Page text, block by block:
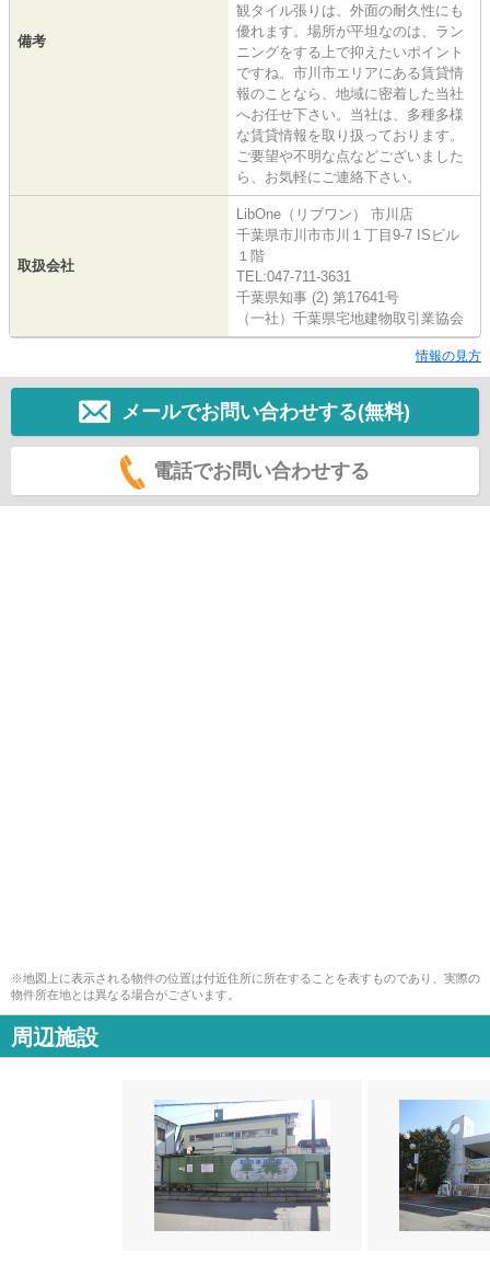
備考
観タイル張りは、外面の耐久性にも
優れます。場所が平坦なのは、ラン
ニングをする上で抑えたいポイント
ですね。市川市エリアにある賃貸情
報のことなら、地域に密着した当社
へお任せ下さい。当社は、多種多様
な賃貸情報を取り扱っております。
ご要望や不明な点などございました
ら、お気軽にご連絡下さい。
取扱会社
LibOne（リブワン） 市川店
千葉県市川市市川１丁目9-7 ISビル
１階
TEL:047-711-3631
千葉県知事 (2) 第17641号
（一社）千葉県宅地建物取引業協会
情報の見方
メールでお問い合わせする(無料)
電話でお問い合わせする
※地図上に表示される物件の位置は付近住所に所在することを表すものであり、実際の
物件所在地とは異なる場合がございます。
周辺施設